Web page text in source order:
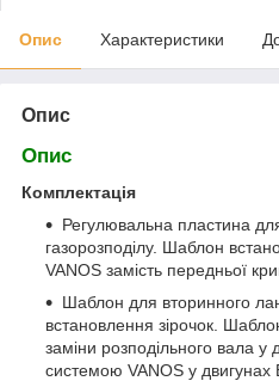
Опис Характеристики
Опис
Опис
Комплектація
Регулювальна пластина
газорозподілу. Шаблон
VANOS замість передньої
Шаблон для вторинного
встановлення зірочок.
заміни розподільного вала у
системою VANOS у